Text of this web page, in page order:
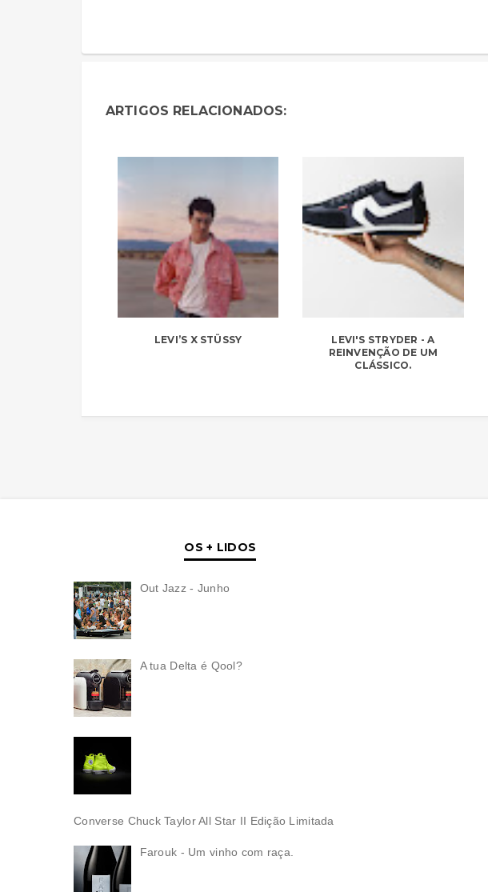
ARTIGOS RELACIONADOS:
LEVI’S X STÜSSY
LEVI'S STRYDER - A
REINVENÇÃO DE UM
CLÁSSICO.
OS + LIDOS
Out Jazz - Junho
A tua Delta é Qool?
Converse Chuck Taylor All Star II Edição Limitada
Farouk - Um vinho com raça.